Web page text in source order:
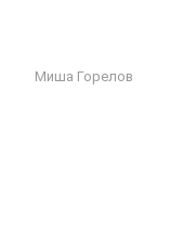
Миша Горелов